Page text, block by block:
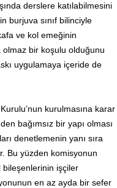
derslere katılabilmesini
burjuva sınıf bilinciyle
ve kol emeğinin
olmaz bir koşulu olduğunu
uygulamaya içeride de
kurulmasına karar
bağımsız bir yapı olması
denetlemenin yanı sıra
Bu yüzden komisyonun
işçiler
en az ayda bir sefer